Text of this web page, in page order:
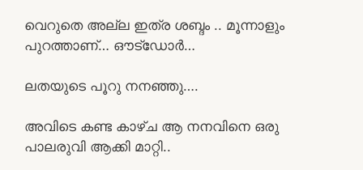
വെറുതെ അല്ല ഇത്ര ശബ്ദം .. മൂന്നാളും
പുറത്താണ്… ഔട്ഡോർ…
ലതയുടെ പൂറു നനഞ്ഞു….
അവിടെ കണ്ട കാഴ്ച ആ നനവിനെ ഒരു
പാലരുവി ആക്കി മാറ്റി..